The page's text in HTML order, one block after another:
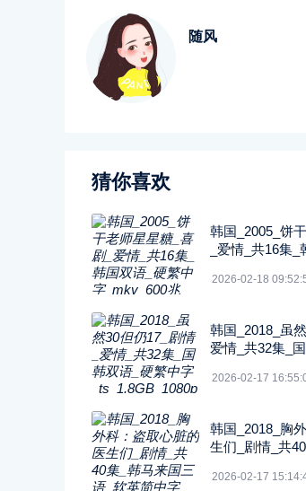
随风
猜你喜欢
韩国_2005_饼
_爱情_共16集
2026-02-18
韩国_2018_虽
爱情_共32集_
2026-02-17
韩国_2018_胸
生们_剧情_共
Y
2026-02-17